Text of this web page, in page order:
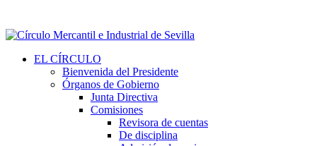
EL CÍRCULO
Bienvenida del Presidente
Órganos de Gobierno
Junta Directiva
Comisiones
Revisora de cuentas
De disciplina